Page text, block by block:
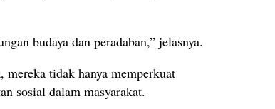
budaya dan peradaban,” jelasnya.
mereka tidak hanya memperkuat
sosial dalam masyarakat.